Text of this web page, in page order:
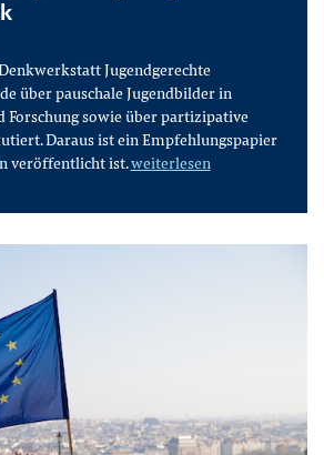
Jugendgerechte
über pauschale Jugendbilder in
Forschung sowie über partizipative
Daraus ist ein Empfehlungspapier
veröffentlicht ist.weiterlesen